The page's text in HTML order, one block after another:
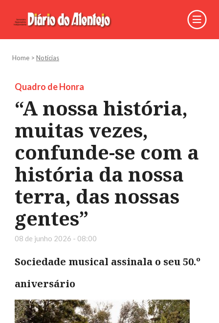
Home > Notícias
Quadro de Honra
“A nossa história,
muitas vezes,
confunde-se com a
história da nossa
terra, das nossas
gentes”
08 de junho 2026 - 08:00
Sociedade musical assinala o seu 50.º
aniversário